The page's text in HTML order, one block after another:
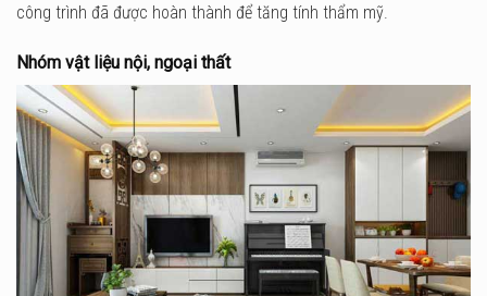
công trình đã được hoàn thành để tăng tính thẩm mỹ.
Nhóm vật liệu nội, ngoại thất